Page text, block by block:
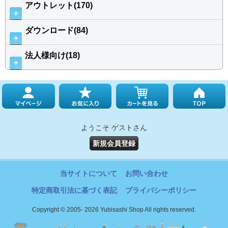
＋
アウトレット(170)
＋
ダウンロード(84)
＋
法人様向け(18)
ようこそ ゲストさん
新規会員登録
当サイトについて お問い合わせ
特定商取引法に基づく表記 プライバシーポリシー
Copyright © 2005- 2026 Yubisashi Shop All rights reserved.